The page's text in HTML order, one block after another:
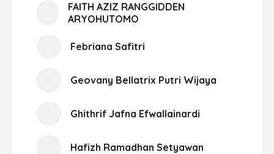
FAITH AZIZ RANGGIDDEN
ARYOHUTOMO
Febriana Safitri
Geovany Bellatrix Putri Wijaya
Ghithrif Jafna Efwallainardi
Hafizh Ramadhan Setyawan